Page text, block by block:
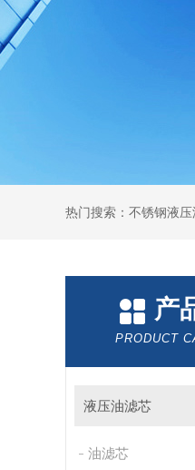
热门搜索：不锈钢液
产
PRODUCT
液压油滤芯
油滤芯